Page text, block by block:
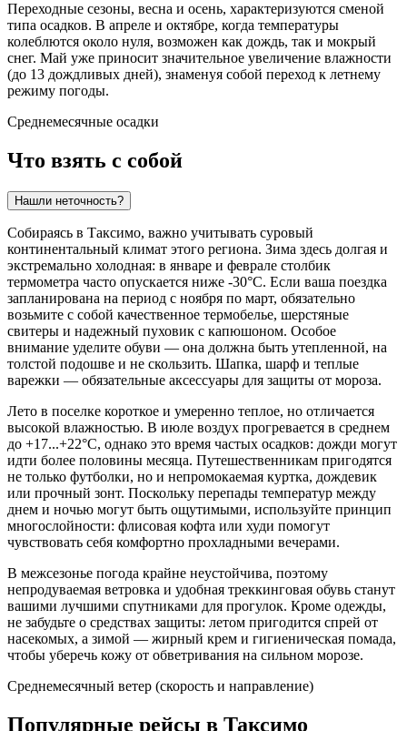
Переходные сезоны, весна и осень, характеризуются сменой
типа осадков. В апреле и октябре, когда температуры
колеблются около нуля, возможен как дождь, так и мокрый
снег. Май уже приносит значительное увеличение влажности
(до 13 дождливых дней), знаменуя собой переход к летнему
режиму погоды.
Среднемесячные осадки
Что взять с собой
Нашли неточность?
Собираясь в Таксимо, важно учитывать суровый
континентальный климат этого региона. Зима здесь долгая и
экстремально холодная: в январе и феврале столбик
термометра часто опускается ниже -30°C. Если ваша поездка
запланирована на период с ноября по март, обязательно
возьмите с собой качественное термобелье, шерстяные
свитеры и надежный пуховик с капюшоном. Особое
внимание уделите обуви — она должна быть утепленной, на
толстой подошве и не скользить. Шапка, шарф и теплые
варежки — обязательные аксессуары для защиты от мороза.
Лето в поселке короткое и умеренно теплое, но отличается
высокой влажностью. В июле воздух прогревается в среднем
до +17...+22°C, однако это время частых осадков: дожди могут
идти более половины месяца. Путешественникам пригодятся
не только футболки, но и непромокаемая куртка, дождевик
или прочный зонт. Поскольку перепады температур между
днем и ночью могут быть ощутимыми, используйте принцип
многослойности: флисовая кофта или худи помогут
чувствовать себя комфортно прохладными вечерами.
В межсезонье погода крайне неустойчива, поэтому
непродуваемая ветровка и удобная треккинговая обувь станут
вашими лучшими спутниками для прогулок. Кроме одежды,
не забудьте о средствах защиты: летом пригодится спрей от
насекомых, а зимой — жирный крем и гигиеническая помада,
чтобы уберечь кожу от обветривания на сильном морозе.
Среднемесячный ветер (скорость и направление)
Популярные рейсы в Таксимо